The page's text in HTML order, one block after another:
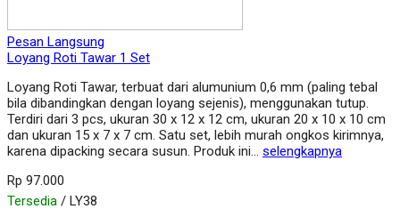
Pesan Langsung
Loyang Roti Tawar 1 Set
Loyang Roti Tawar, terbuat dari alumunium 0,6 mm (paling tebal
bila dibandingkan dengan loyang sejenis), menggunakan tutup.
Terdiri dari 3 pcs, ukuran 30 x 12 x 12 cm, ukuran 20 x 10 x 10 cm
dan ukuran 15 x 7 x 7 cm. Satu set, lebih murah ongkos kirimnya,
karena dipacking secara susun. Produk ini… selengkapnya
Rp 97.000
Tersedia / LY38